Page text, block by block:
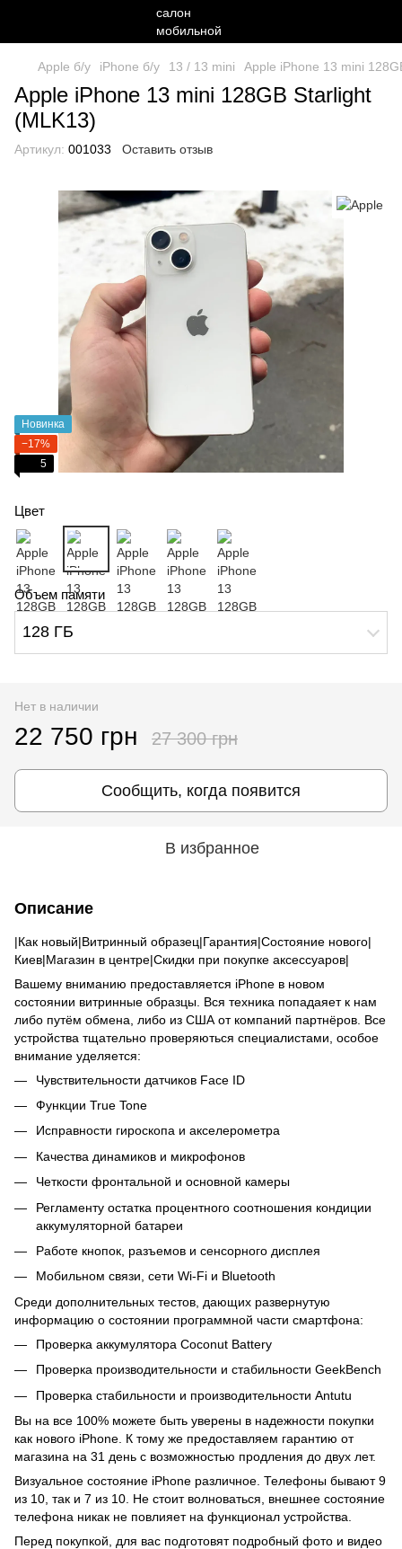
Apple б/у iPhone б/у 13 / 13 mini Apple iPhone 13 mini
Apple iPhone 13 mini 128GB Starlight
(MLK13)
Артикул: 001033 Оставить отзыв
Новинка
−17%
5
Цвет
Объем памяти
128 ГБ
Нет в наличии
22 750 грн 27 300 грн
Сообщить, когда появится
В избранное
Описание
|Как новый|Витринный образец|Гарантия|Состояние нового|
Киев|Магазин в центре|Скидки при покупке аксессуаров|
Вашему вниманию предоставляется iPhone в новом
состоянии витринные образцы. Вся техника попадаяет к нам
либо путём обмена, либо из США от компаний партнёров. Все
устройства тщательно проверяються специалистами, особое
внимание уделяется:
Чувствительности датчиков Face ID
Функции True Tone
Исправности гироскопа и акселерометра
Качества динамиков и микрофонов
Четкости фронтальной и основной камеры
Регламенту остатка процентного соотношения кондиции
аккумуляторной батареи
Работе кнопок, разъемов и сенсорного дисплея
Мобильном связи, сети Wi-Fi и Bluetooth
Среди дополнительных тестов, дающих развернутую
информацию о состоянии программной части смартфона:
Проверка аккумулятора Coconut Battery
Проверка производительности и стабильности GeekBench
Проверка стабильности и производительности Antutu
Вы на все 100% можете быть уверены в надежности покупки
как нового iPhone. К тому же предоставляем гарантию от
магазина на 31 день с возможностью продления до двух лет.
Визуальное состояние iPhone различное. Телефоны бывают 9
из 10, так и 7 из 10. Не стоит волноваться, внешнее состояние
телефона никак не повлияет на функционал устройства.
Перед покупкой, для вас подготовят подробный фото и видео